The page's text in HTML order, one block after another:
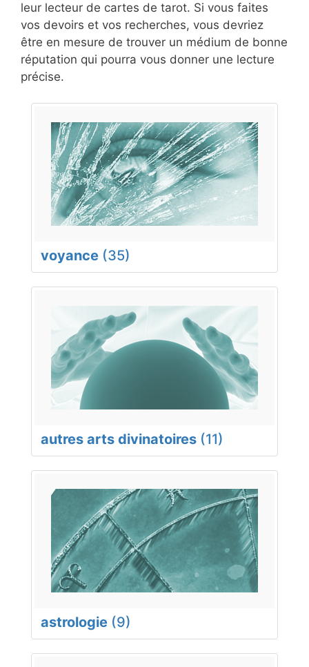
leur lecteur de cartes de tarot. Si vous faites
vos devoirs et vos recherches, vous devriez
être en mesure de trouver un médium de bonne
réputation qui pourra vous donner une lecture
précise.
voyance (35)
autres arts divinatoires (11)
astrologie (9)